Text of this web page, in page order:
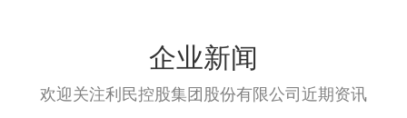
企业新闻
欢迎关注利民控股集团股份有限公司近期资讯